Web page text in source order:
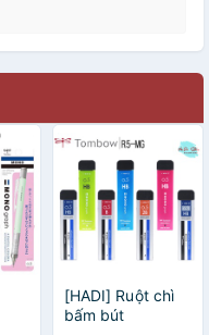
[HADI] Ruột chì
bấm bút